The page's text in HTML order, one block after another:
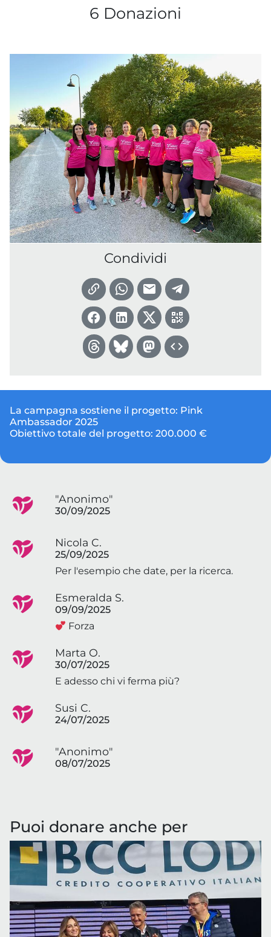
6 Donazioni
Condividi
La campagna sostiene il progetto: Pink
Ambassador 2025
Obiettivo totale del progetto: 200.000 €
"Anonimo"
30/09/2025
Nicola C.
25/09/2025
Per l'esempio che date, per la ricerca.
Esmeralda S.
09/09/2025
Forza
Marta O.
30/07/2025
E adesso chi vi ferma più?
Susi C.
24/07/2025
"Anonimo"
08/07/2025
Puoi donare anche per